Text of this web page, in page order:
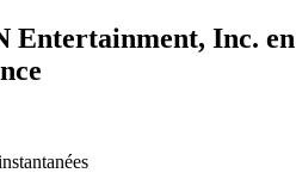
Entertainment, Inc. en